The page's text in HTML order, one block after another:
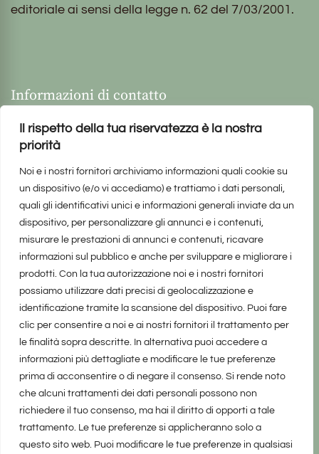
Il rispetto della tua riservatezza è la nostra
priorità
Noi e i nostri fornitori archiviamo informazioni quali cookie su
un dispositivo (e/o vi accediamo) e trattiamo i dati personali,
quali gli identificativi unici e informazioni generali inviate da un
dispositivo, per personalizzare gli annunci e i contenuti,
misurare le prestazioni di annunci e contenuti, ricavare
informazioni sul pubblico e anche per sviluppare e migliorare i
prodotti. Con la tua autorizzazione noi e i nostri fornitori
possiamo utilizzare dati precisi di geolocalizzazione e
identificazione tramite la scansione del dispositivo. Puoi fare
clic per consentire a noi e ai nostri fornitori il trattamento per
le finalità sopra descritte. In alternativa puoi accedere a
informazioni più dettagliate e modificare le tue preferenze
prima di acconsentire o di negare il consenso. Si rende noto
che alcuni trattamenti dei dati personali possono non
richiedere il tuo consenso, ma hai il diritto di opporti a tale
trattamento. Le tue preferenze si applicheranno solo a
questo sito web. Puoi modificare le tue preferenze in qualsiasi
editoriale ai sensi della legge n. 62 del 7/03/2001.
Informazioni di contatto